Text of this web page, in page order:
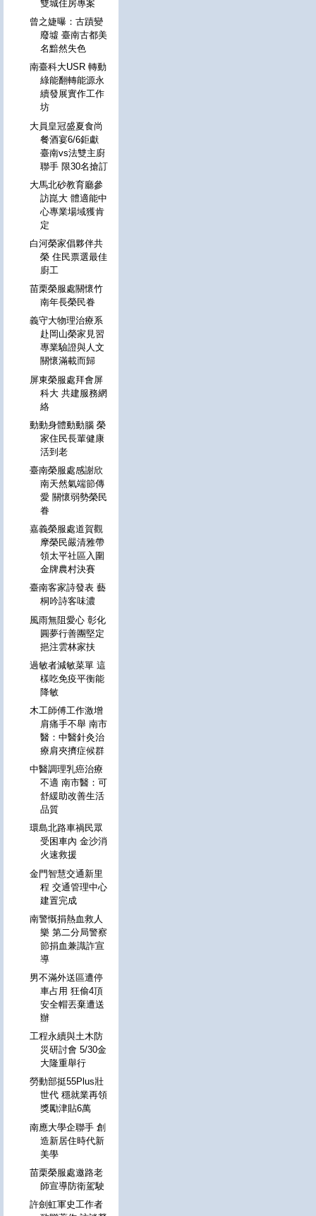
雙城住房專案
曾之婕曝：古蹟變
廢墟 臺南古都美
名黯然失色
南臺科大USR 轉動
綠能翻轉能源永
續發展實作工作
坊
大員皇冠盛夏食尚
餐酒宴6/6鉅獻
臺南vs法雙主廚
聯手 限30名搶訂
大馬北砂教育廳參
訪崑大 體適能中
心專業場域獲肯
定
白河榮家倡夥伴共
榮 住民票選最佳
廚工
苗栗榮服處關懷竹
南年長榮民眷
義守大物理治療系
赴岡山榮家見習
專業驗證與人文
關懷滿載而歸
屏東榮服處拜會屏
科大 共建服務網
絡
動動身體動動腦 榮
家住民長輩健康
活到老
臺南榮服處感謝欣
南天然氣端節傳
愛 關懷弱勢榮民
眷
嘉義榮服處道賀觀
摩榮民嚴清雅帶
領太平社區入圍
金牌農村決賽
臺南客家詩發表 藝
桐吟詩客味濃
風雨無阻愛心 彰化
圓夢行善團堅定
挹注雲林家扶
過敏者減敏菜單 這
樣吃免疫平衡能
降敏
木工師傅工作激增
肩痛手不舉 南市
醫：中醫針灸治
療肩夾擠症候群
中醫調理乳癌治療
不適 南市醫：可
舒緩助改善生活
品質
環島北路車禍民眾
受困車內 金沙消
火速救援
金門智慧交通新里
程 交通管理中心
建置完成
南警慨捐熱血救人
樂 第二分局警察
節捐血兼識詐宣
導
男不滿外送區遭停
車占用 狂偷4頂
安全帽丟棄遭送
辦
工程永續與土木防
災研討會 5/30金
大隆重舉行
勞動部挺55Plus壯
世代 穩就業再領
獎勵津貼6萬
南應大學企聯手 創
造新居住時代新
美學
苗栗榮服處邀路老
師宣導防衛駕駛
許劍虹軍史工作者